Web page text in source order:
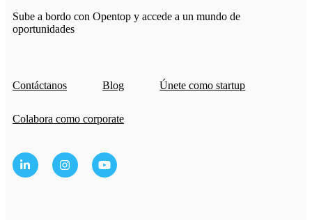
Sube a bordo con Opentop y accede a un mundo de
oportunidades
Contáctanos Blog Únete como startup
Colabora como corporate